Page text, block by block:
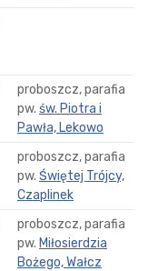
proboszcz, parafia
pw. św. Piotra i
Pawła, Lekowo
proboszcz, parafia
pw. Świętej Trójcy,
Czaplinek
proboszcz, parafia
pw. Miłosierdzia
Bożego, Wałcz